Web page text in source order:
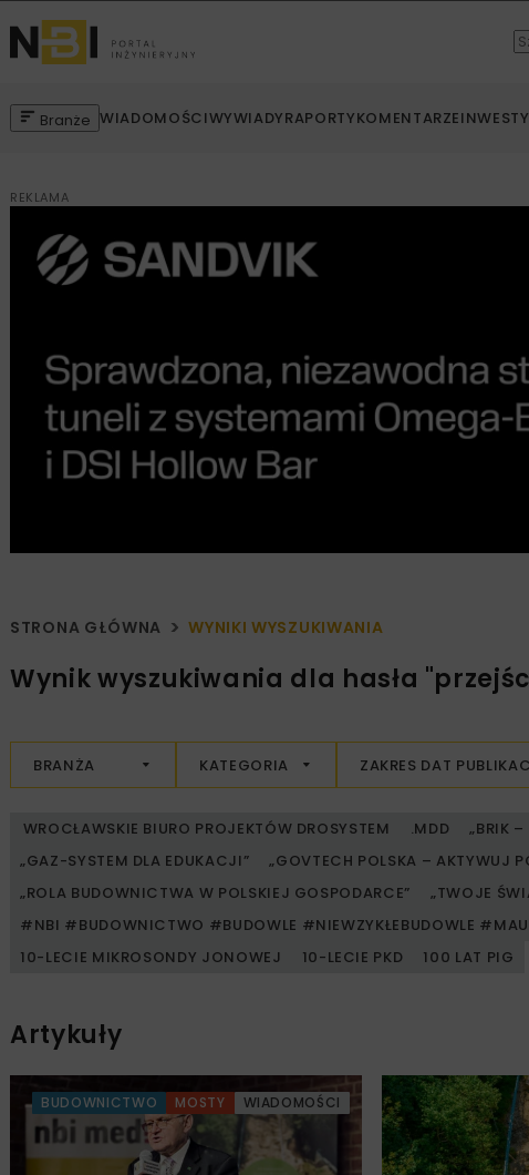
Branże WIADOMOŚCIWYWIADYRAPORTYKOMENTARZE
REKLAMA
STRONA GŁÓWNA WYNIKI WYSZUKIWANIA
Wynik wyszukiwania dla hasła
BRANŻA KATEGORIA ZAKRES DAT
WROCŁAWSKIE BIURO PROJEKTÓW DROSYSTEM .MDD „BRIK
„GAZ-SYSTEM DLA EDUKACJI”
„GOVTECH POLSKA – AKTYWUJ
„ROLA BUDOWNICTWA W POLSKIEJ GOSPODARCE”
„TWOJE
#NBI #BUDOWNICTWO #BUDOWLE #NIEWZYKŁEBUDOWLE
10-LECIE MIKROSONDY JONOWEJ
10-LECIE PKD 100 LAT PIG
Artykuły
BUDOWNICTWO MOSTY WIADOMOŚCI